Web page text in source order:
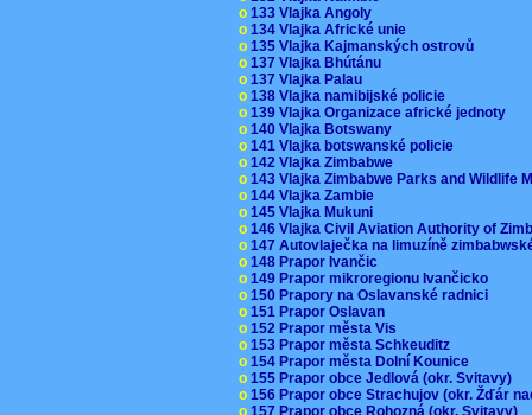
o 133 Vlajka Angoly
o 134 Vlajka Africké unie
o 135 Vlajka Kajmanských ostrovů
o 137 Vlajka Bhútánu
o 137 Vlajka Palau
o 138 Vlajka namibijské policie
o 139 Vlajka Organizace africké jednoty
o 140 Vlajka Botswany
o 141 Vlajka botswanské policie
o 142 Vlajka Zimbabwe
o 143 Vlajka Zimbabwe Parks and Wildlife
o 144 Vlajka Zambie
o 145 Vlajka Mukuni
o 146 Vlajka Civil Aviation Authority of
o 147 Autovlaječka na limuzíně
o 148 Prapor Ivančic
o 149 Prapor mikroregionu Ivančicko
o 150 Prapory na Oslavanské radnici
o 151 Prapor Oslavan
o 152 Prapor města Vis
o 153 Prapor města Schkeuditz
o 154 Prapor města Dolní Kounice
o 155 Prapor obce Jedlová (okr. Svitavy)
o 156 Prapor obce Strachujov (okr. Žďár
o 157 Prapor obce Rohozná (okr. Svitavy)